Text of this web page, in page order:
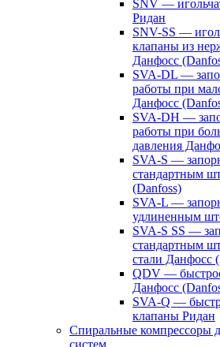
SNV —
Ридан
SNV-SS —
клапаны из
Данфосс
SVA-DL —
работы при
Данфосс
SVA-DH —
работы при
давления
SVA-S —
стандартным
(Danfoss)
SVA-L —
удлиненным
SVA-S SS —
стандартным
стали Данфосс
QDV —
Данфосс
SVA-Q —
клапаны Ридан
Спиральные компрессоры
систем